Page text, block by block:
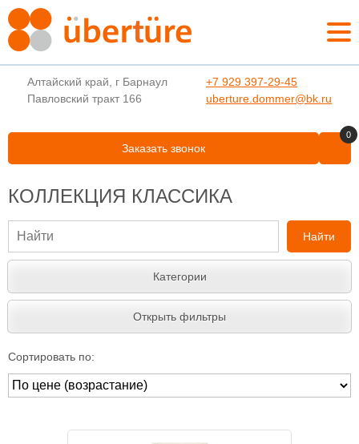
Алтайский край, г Барнаул
Павловский тракт 166
+7 929 397-29-45
uberture.dommer@bk.ru
Заказать звонок
0
КОЛЛЕКЦИЯ КЛАССИКА
Найти
Категории
Открыть фильтры
Сортировать по: